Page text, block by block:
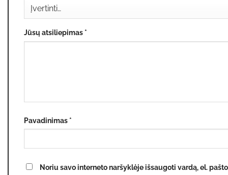
Jūsų atsiliepimas *
Pavadinimas *
Noriu savo interneto naršyklėje išsaugoti vardą, el.